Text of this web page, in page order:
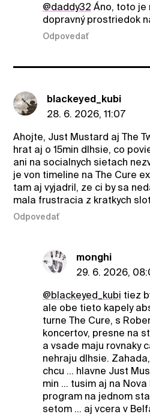
@daddy32 Áno, toto je
dopravný prostriedok
Odpovedať
blackeyed_kubi
28. 6. 2026, 11:07
Ahojte, Just Mustard aj The
hrat aj o 15min dlhsie, co
ani na socialnych sietach
je von timeline na The Cure
tam aj vyjadril, ze ci by sa
mala frustracia z kratkych
Odpovedať
monghi
29. 6. 2026,
@blackeyed_kubi tiez
ale obe tieto kapely
turne The Cure, s
koncertov, presne na
a vsade maju rovnaky
nehraju dlhsie.
chcu ... hlavne Just
min ... tusim aj na
program na jednom
setom ... aj vcera v